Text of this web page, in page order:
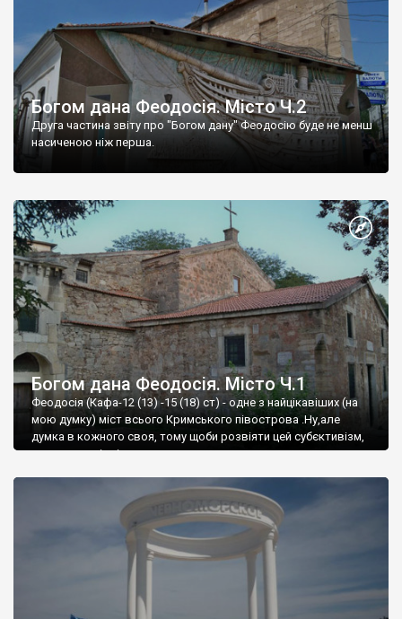
Богом дана Феодосія. Місто Ч.2
Друга частина звіту про "Богом дану" Феодосію буде не менш
насиченою ніж перша.
Богом дана Феодосія. Місто Ч.1
Феодосія (Кафа-12 (13) -15 (18) ст) - одне з найцікавіших (на
мою думку) міст всього Кримського півострова .Ну,але
думка в кожного своя, тому щоби розвіяти цей субєктивізм,
запрошую відвідати це